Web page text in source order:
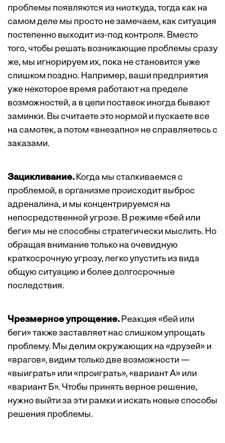
проблемы появляются из ниоткуда, тогда как на
самом деле мы просто не замечаем, как ситуация
постепенно выходит из-под контроля. Вместо
того, чтобы решать возникающие проблемы сразу
же, мы игнорируем их, пока не становится уже
слишком поздно. Например, ваши предприятия
уже некоторое время работают на пределе
возможностей, а в цепи поставок иногда бывают
заминки. Вы считаете это нормой и пускаете все
на самотек, а потом «внезапно» не справляетесь с
заказами.
Зацикливание.Когда мы сталкиваемся с
проблемой, в организме происходит выброс
адреналина, и мы концентрируемся на
непосредственной угрозе. В режиме «бей или
беги» мы не способны стратегически мыслить. Но
обращая внимание только на очевидную
краткосрочную угрозу, легко упустить из вида
общую ситуацию и более долгосрочные
последствия.
Чрезмерное упрощение.Реакция «бей или
беги» также заставляет нас слишком упрощать
проблему. Мы делим окружающих на «друзей» и
«врагов», видим только две возможности —
«выиграть» или «проиграть», «вариант А» или
«вариант Б». Чтобы принять верное решение,
нужно выйти за эти рамки и искать новые способы
решения проблемы.